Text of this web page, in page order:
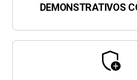
DEMONSTRATIVOS
add_moderator